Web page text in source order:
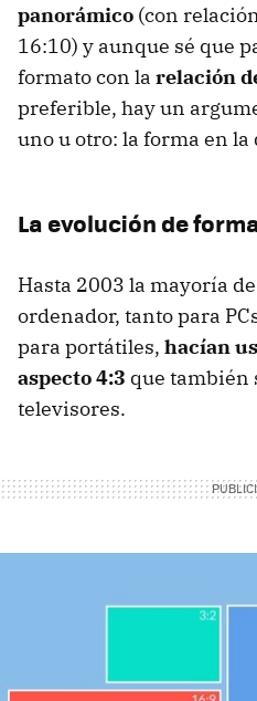
panorámico (con
16:10) y aunque sé que
formato con la relación
preferible, hay un
uno u otro: la forma en la
La evolución de
Hasta 2003 la mayoría
ordenador, tanto para
para portátiles, hacían
aspecto 4:3 que también
televisores.